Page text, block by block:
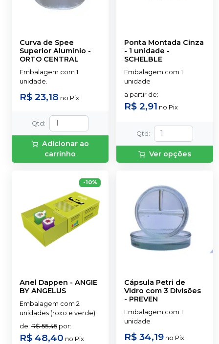
Curva de Spee
Superior Alumínio -
ORTO CENTRAL
Embalagem com 1
unidade.
R$ 23,18 no Pix
Qtd :
Adicionar ao
carrinho
Ponta Montada Cinza
- 1 unidade -
SCHELBLE
Embalagem com 1
unidade
a partir de:
R$ 2,91 no Pix
Qtd :
Ver opções
-10%
Anel Dappen - ANGIE
BY ANGELUS
Embalagem com 2
unidades (roxo e verde)
de: R$ 55,45 por:
R$ 48,40 no Pix
Cápsula Petri de
Vidro com 3 Divisões
- PREVEN
Embalagem com 1
unidade
R$ 34,19 no Pix